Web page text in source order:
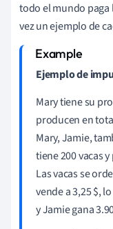
todo el mundo paga
vez un ejemplo de
Ejemplo de
Mary tiene su
producen en
Mary, Jamie,
tiene 200 vacas
Las vacas se
vende a 3,25 $,
y Jamie gana